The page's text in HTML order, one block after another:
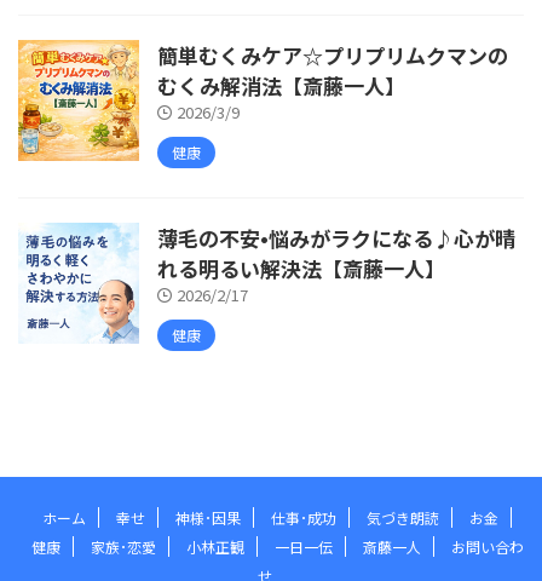
簡単むくみケア☆プリプリムクマンの
むくみ解消法【斎藤一人】
2026/3/9
健康
薄毛の不安•悩みがラクになる♪心が晴
れる明るい解決法【斎藤一人】
2026/2/17
健康
ホーム 幸せ 神様･因果 仕事･成功 気づき朗読
お金
健康
家族･恋愛 小林正観 一日一伝 斎藤一人
お問い合わ
せ